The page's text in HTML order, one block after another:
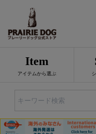
Item
アイテムから選ぶ